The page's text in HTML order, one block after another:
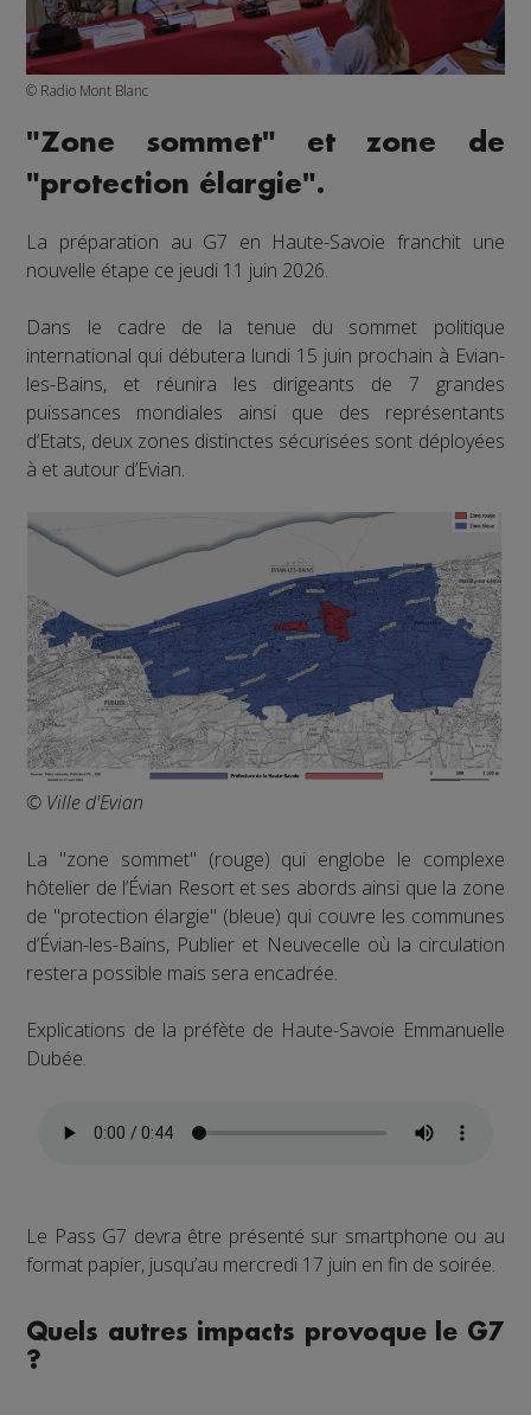
© Radio Mont Blanc
"Zone sommet" et zone de
"protection élargie".
La préparation au G7 en Haute-Savoie franchit une
nouvelle étape ce jeudi 11 juin 2026.
Dans le cadre de la tenue du sommet politique
international qui débutera lundi 15 juin prochain à Evian-
les-Bains, et réunira les dirigeants de 7 grandes
puissances mondiales ainsi que des représentants
d’Etats, deux zones distinctes sécurisées sont déployées
à et autour d’Evian.
© Ville d'Evian
La "zone sommet" (rouge) qui englobe le complexe
hôtelier de l’Évian Resort et ses abords ainsi que la zone
de "protection élargie" (bleue) qui couvre les communes
d’Évian-les-Bains, Publier et Neuvecelle où la circulation
restera possible mais sera encadrée.
Explications de la préfète de Haute-Savoie Emmanuelle
Dubée.
Le Pass G7 devra être présenté sur smartphone ou au
format papier, jusqu’au mercredi 17 juin en fin de soirée.
Quels autres impacts provoque le G7
?